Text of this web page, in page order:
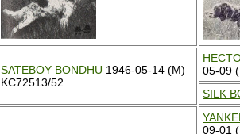
SATEBOY BONDHU 1946-05-14 (M)
KC72513/52
05-09
SILK
09-01